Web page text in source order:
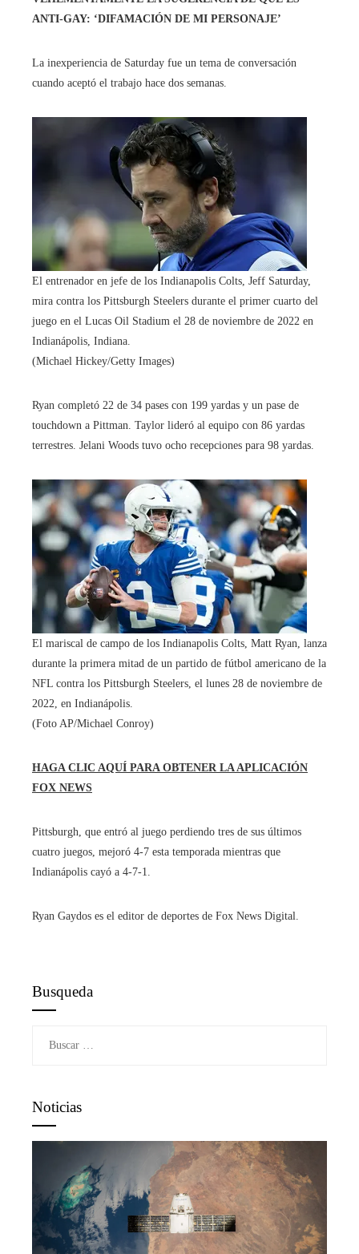
ANTI-GAY: ‘DIFAMACIÓN DE MI PERSONAJE’
La inexperiencia de Saturday fue un tema de conversación
cuando aceptó el trabajo hace dos semanas.
El entrenador en jefe de los Indianapolis Colts, Jeff Saturday,
mira contra los Pittsburgh Steelers durante el primer cuarto del
juego en el Lucas Oil Stadium el 28 de noviembre de 2022 en
Indianápolis, Indiana.
(Michael Hickey/Getty Images)
Ryan completó 22 de 34 pases con 199 yardas y un pase de
touchdown a Pittman. Taylor lideró al equipo con 86 yardas
terrestres. Jelani Woods tuvo ocho recepciones para 98 yardas.
El mariscal de campo de los Indianapolis Colts, Matt Ryan, lanza
durante la primera mitad de un partido de fútbol americano de la
NFL contra los Pittsburgh Steelers, el lunes 28 de noviembre de
2022, en Indianápolis.
(Foto AP/Michael Conroy)
HAGA CLIC AQUÍ PARA OBTENER LA APLICACIÓN
FOX NEWS
Pittsburgh, que entró al juego perdiendo tres de sus últimos
cuatro juegos, mejoró 4-7 esta temporada mientras que
Indianápolis cayó a 4-7-1.
Ryan Gaydos es el editor de deportes de Fox News Digital.
Busqueda
Noticias